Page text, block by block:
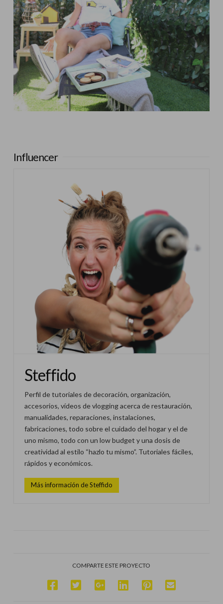
Influencer:Steffido
Influencer
Steffido
Perfil de tutoriales de decoración, organización,
accesorios, vídeos de vlogging acerca de restauración,
manualidades, reparaciones, instalaciones,
fabricaciones, todo sobre el cuidado del hogar y el de
uno mismo, todo con un low budget y una dosis de
creatividad al estilo “hazlo tu mismo”. Tutoriales fáciles,
rápidos y económicos.
Más información de Steffido
COMPARTE ESTE PROYECTO